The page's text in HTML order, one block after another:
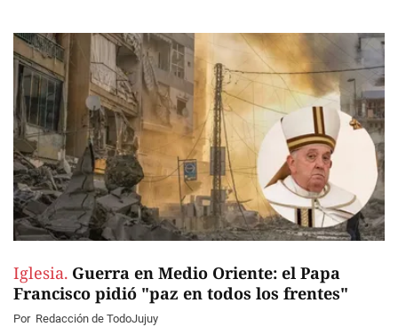
Iglesia. Guerra en Medio Oriente: el Papa
Francisco pidió "paz en todos los frentes"
Por Redacción de TodoJujuy